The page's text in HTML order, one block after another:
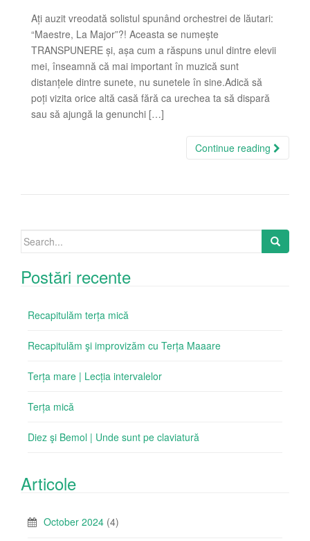
Ați auzit vreodată solistul spunând orchestrei de lăutari:
“Maestre, La Major”?! Aceasta se numește
TRANSPUNERE și, așa cum a răspuns unul dintre elevii
mei, înseamnă că mai important în muzică sunt
distanțele dintre sunete, nu sunetele în sine.Adică să
poți vizita orice altă casă fără ca urechea ta să dispară
sau să ajungă la genunchi […]
Continue reading
Search
Postări recente
Recapitulăm terța mică
Recapitulăm şi improvizăm cu Terța Maaare
Terța mare | Lecția intervalelor
Terța mică
Diez şi Bemol | Unde sunt pe claviatură
Articole
October 2024 (4)